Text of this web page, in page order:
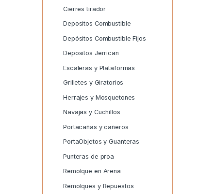
Cierres tirador
Depositos Combustible
Depósitos Combustible Fijos
Depositos Jerrican
Escaleras y Plataformas
Grilletes y Giratorios
Herrajes y Mosquetones
Navajas y Cuchillos
Portacañas y cañeros
PortaObjetos y Guanteras
Punteras de proa
Remolque en Arena
Remolques y Repuestos